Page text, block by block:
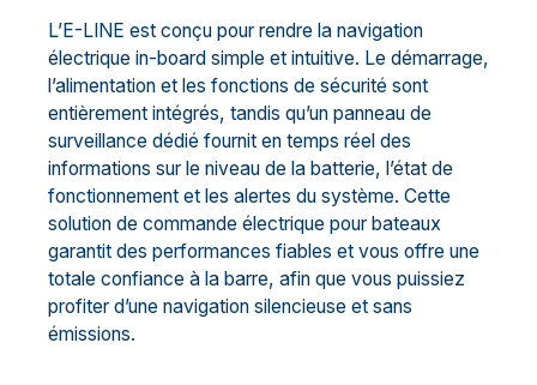
L’E-LINE est conçu pour rendre la navigation
électrique in-board simple et intuitive. Le démarrage,
l’alimentation et les fonctions de sécurité sont
entièrement intégrés, tandis qu’un panneau de
surveillance dédié fournit en temps réel des
informations sur le niveau de la batterie, l’état de
fonctionnement et les alertes du système. Cette
solution de commande électrique pour bateaux
garantit des performances fiables et vous offre une
totale confiance à la barre, afin que vous puissiez
profiter d’une navigation silencieuse et sans
émissions.